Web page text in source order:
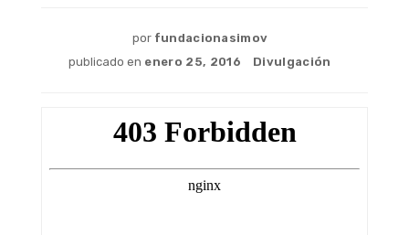
por fundacionasimov
publicado en enero 25, 2016 Divulgación